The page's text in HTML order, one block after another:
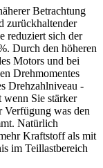
Betrachtung
zurückhaltender
reduziert sich der
Durch den höheren
Motors und bei
Drehmomentes
Drehzahlniveau -
wenn Sie stärker
Verfügung was den
Natürlich
Kraftstoff als mit
im Teillastbereich